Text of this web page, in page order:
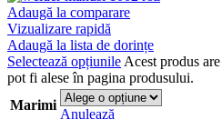
Adaugă la comparare
Vizualizare rapidă
Adaugă la lista de dorințe
Selectează opțiunile Acest produs
pot fi alese în pagina produsului.
Marimi
Anulează